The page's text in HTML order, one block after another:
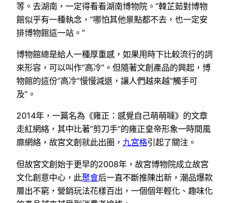
等。去湖南，一定得看看湖南博物院。”韓芷茹對博物
館似乎有一種執念，“哪怕其他景點都不去，也一定安
排博物館這一站。”
博物館總是給人一種厚重感，如果用時下比較流行的詞
來形容，可以叫作“高冷”。但隨著文創產品的興起，博
物館的這份“高冷”慢慢減退，讓人們越來越“觸手可
及”。
2014年，一篇名為《雍正：感覺自己萌萌噠》的文章
走紅網絡，其中比著“剪刀手”的雍正皇帝形象一時間風
靡網絡，故宮文創就此出圈， 九宮格引起了關注。
但故宮文創始于更早的2008年，故宮博物院成立故宮
文化創意中心，此聚會后一直不斷推陳出新，潮品爆款
層出不窮，營銷玩法花樣百出，一個個年輕化、趣味化